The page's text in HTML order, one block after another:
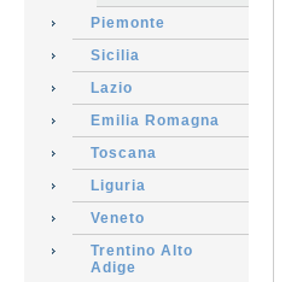
Piemonte
Sicilia
Lazio
Emilia Romagna
Toscana
Liguria
Veneto
Trentino Alto
Adige